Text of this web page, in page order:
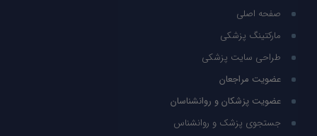
صفحه اصلی
مارکتینگ پزشکی
طراحی سایت پزشکی
عضویت مراجعان
عضویت پزشکان و روانشناسان
جستجوی پزشک و روانشناس